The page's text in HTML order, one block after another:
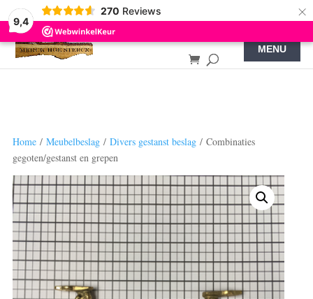
9,4
270 Reviews ×
Home/ Meubelbeslag/ Divers gestanst beslag/ Combinaties
gegoten/gestanst en grepen